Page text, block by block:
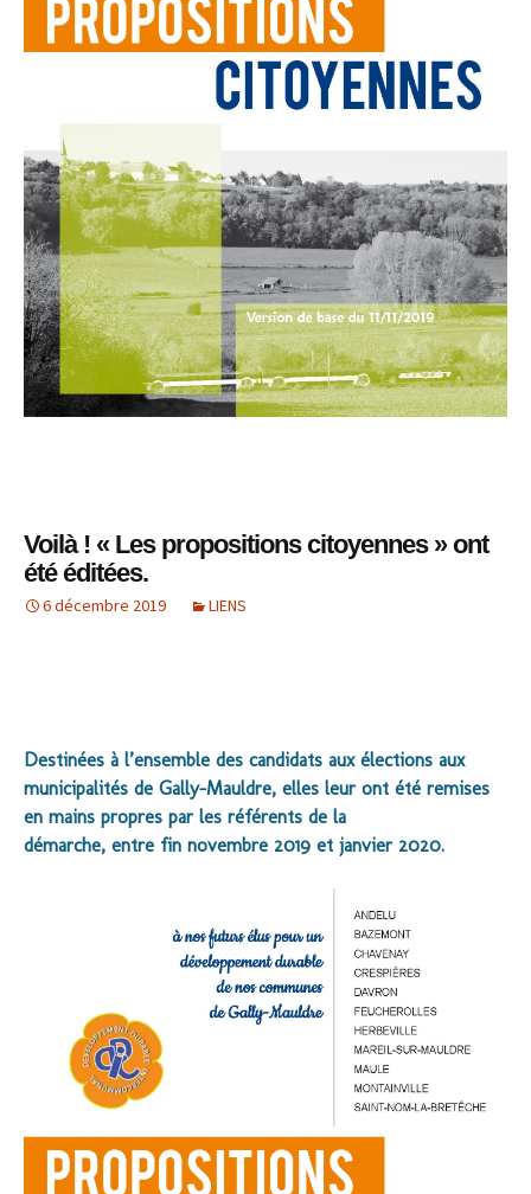
Voilà ! « Les propositions citoyennes » ont
été éditées.
6 décembre 2019 LIENS
Destinées à l’ensemble des candidats aux élections aux
municipalités de Gally-Mauldre, elles leur ont été remises
en mains propres par les référents de la
démarche, entre fin novembre 2019 et janvier 2020.